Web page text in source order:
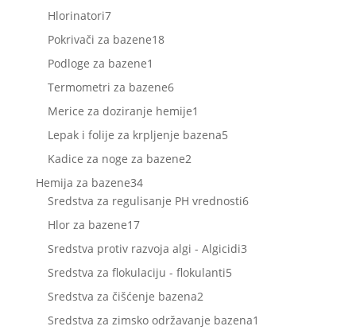
Hlorinatori77
proizvoda
Pokrivači za bazene1818
Podloge za bazene1
proizvod
Termometri za bazene66
proizvoda
Merice za doziranje hemije1
proizvod
Lepak i folije za krpljenje bazena55
Kadice za noge za bazene22
Hemija za bazene3434
proizvoda
Sredstva za regulisanje PH vrednosti66
Hlor za bazene1717
proizvoda
Sredstva protiv razvoja algi - Algicidi33
Sredstva za flokulaciju - flokulanti55
Sredstva za čišćenje bazena22
proizvoda
Sredstva za zimsko održavanje bazena1